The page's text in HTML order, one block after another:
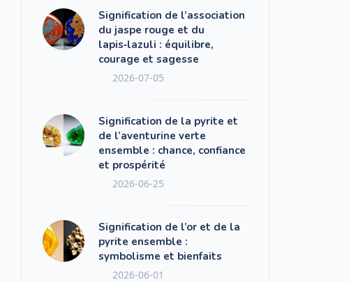
Signification de l’association
du jaspe rouge et du
lapis‑lazuli : équilibre,
courage et sagesse
2026-07-05
Signification de la pyrite et
de l’aventurine verte
ensemble : chance, confiance
et prospérité
2026-06-25
Signification de l’or et de la
pyrite ensemble :
symbolisme et bienfaits
2026-06-01